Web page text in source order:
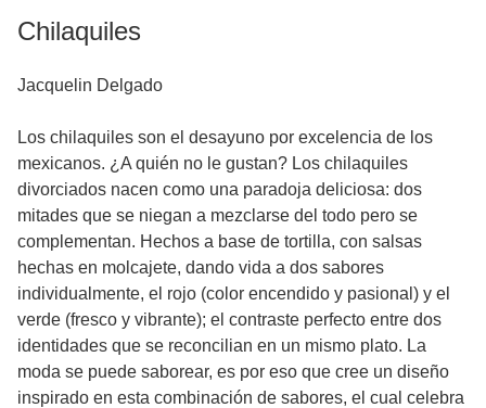
Chilaquiles
Jacquelin Delgado
Los chilaquiles son el desayuno por excelencia de los
mexicanos. ¿A quién no le gustan? Los chilaquiles
divorciados nacen como una paradoja deliciosa: dos
mitades que se niegan a mezclarse del todo pero se
complementan. Hechos a base de tortilla, con salsas
hechas en molcajete, dando vida a dos sabores
individualmente, el rojo (color encendido y pasional) y el
verde (fresco y vibrante); el contraste perfecto entre dos
identidades que se reconcilian en un mismo plato. La
moda se puede saborear, es por eso que cree un diseño
inspirado en esta combinación de sabores, el cual celebra